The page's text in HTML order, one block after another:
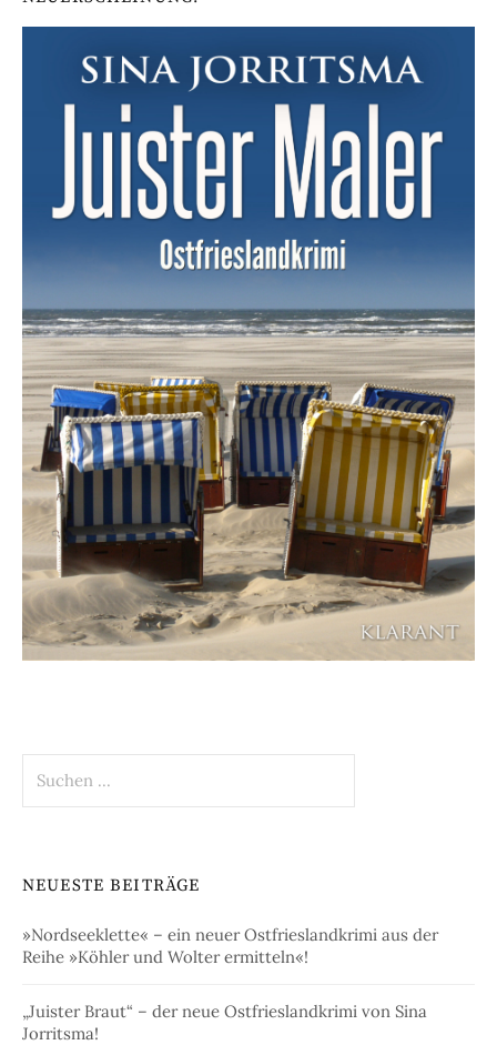
nach:
NEUESTE BEITRÄGE
»Nordseeklette« – ein neuer Ostfrieslandkrimi aus der
Reihe »Köhler und Wolter ermitteln«!
„Juister Braut“ – der neue Ostfrieslandkrimi von Sina
Jorritsma!